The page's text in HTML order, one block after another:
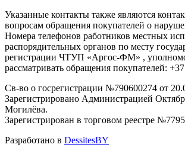
Указанные контакты также являются
вопросам обращения покупателей о
Номера телефонов работников местных
распорядительных органов по месту
регистрации ЧТУП «Аргос-ФМ» ,
рассматривать обращения покупателей:
Св-во о госрегистрации №790600274 от
Зарегистрировано Администрацией
Могилёва.
Зарегистрирован в торговом реестре
Разработано в DessitesBY